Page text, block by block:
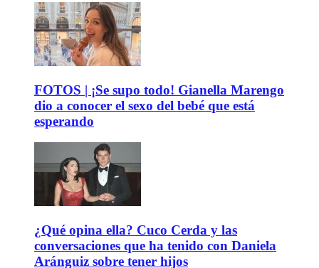
FOTOS | ¡Se supo todo! Gianella Marengo
dio a conocer el sexo del bebé que está
esperando
¿Qué opina ella? Cuco Cerda y las
conversaciones que ha tenido con Daniela
Aránguiz sobre tener hijos